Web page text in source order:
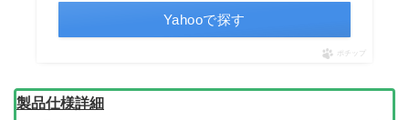
Yahooで探す
ポチップ
製品仕様詳細